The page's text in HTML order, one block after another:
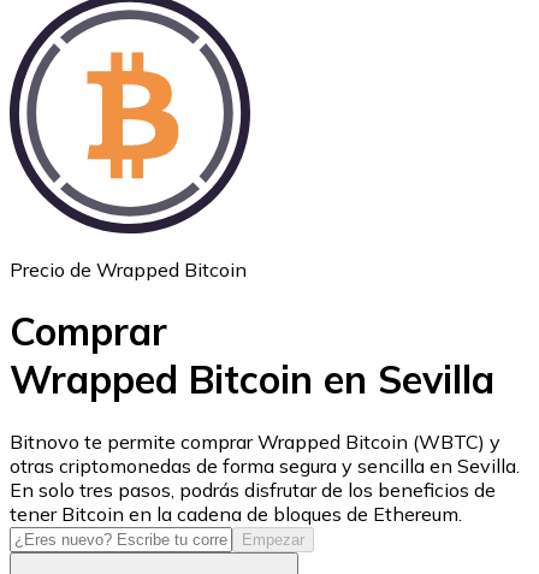
Ethereum
USD Coin
USDC
Precio de Wrapped Bitcoin
Comprar
Wrapped Bitcoin en Sevilla
Bitnovo te permite comprar Wrapped Bitcoin (WBTC) y
otras criptomonedas de forma segura y sencilla en Sevilla.
En solo tres pasos, podrás disfrutar de los beneficios de
tener Bitcoin en la cadena de bloques de Ethereum.
Empezar